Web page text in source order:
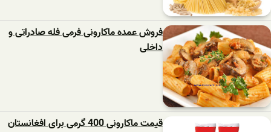
فروش عمده ماکارونی فرمی فله صادراتی و
داخلی
قیمت ماکارونی 400 گرمی برای افغانستان